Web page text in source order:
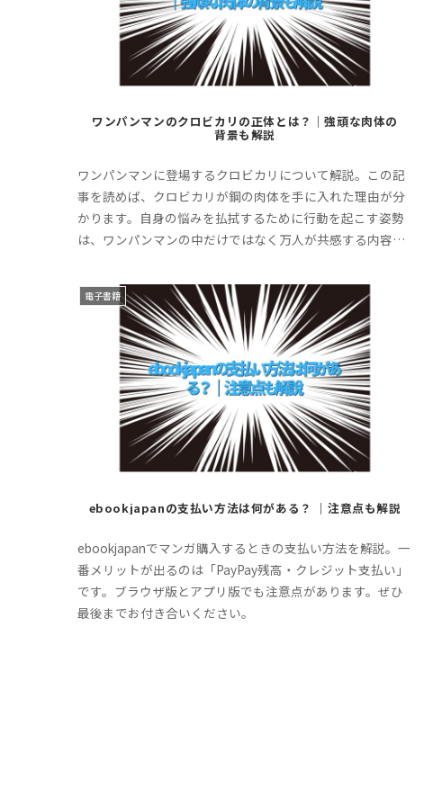
ワンパンマンのクロビカリの正体とは？｜強頑な肉体の
背景も解説
ワンパンマンに登場するクロビカリについて解説。この記
事を読めば、クロビカリが鋼の肉体を手に入れた理由が分
かります。自身の悩みを払拭するために行動を起こす姿勢
は、ワンパンマンの中だけではなく万人が共感する内容で
電子書籍
ebookjapanの支払い方法は何がある？ ｜注意点も解説
ebookjapanでマンガ購入するときの支払い方法を解説。一
番メリットが出るのは「PayPay残高・クレジット支払い」
です。ブラウザ版とアプリ版でも注意点があります。ぜひ
最後までお付き合いください。